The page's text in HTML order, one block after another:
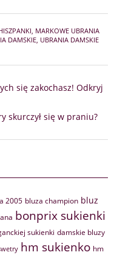
MARKOWE UBRANIA
DAMSKIE UBRANIA DAMSKIE
się zakochasz! Odkryj
skurczył się w praniu?
2005 bluza champion bluz
bonprix sukienki
sukienki damskie bluzy
hm sukienko hm